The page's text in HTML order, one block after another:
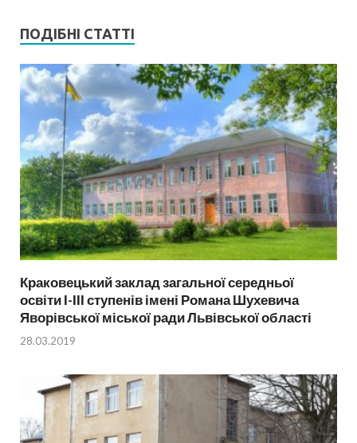
ПОДІБНІ СТАТТІ
Краковецький заклад загальної середньої
освіти І-ІІІ ступенів імені Романа Шухевича
Яворівської міської ради Львівської області
28.03.2019